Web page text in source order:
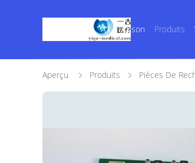
À La Maison Produits
Aperçu Produits Pièces De